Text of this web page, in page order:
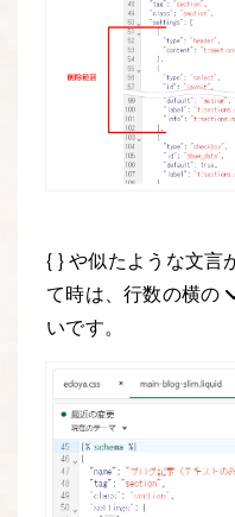
{ } や似たような文言
て時は、行数の横の
いです。